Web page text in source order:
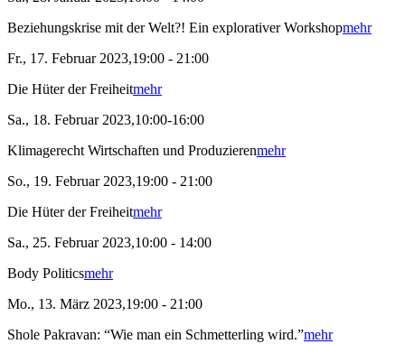
Beziehungskrise mit der Welt?! Ein explorativer Workshopmehr
Fr., 17. Februar 2023,19:00 - 21:00
Die Hüter der Freiheitmehr
Sa., 18. Februar 2023,10:00-16:00
Klimagerecht Wirtschaften und Produzierenmehr
So., 19. Februar 2023,19:00 - 21:00
Die Hüter der Freiheitmehr
Sa., 25. Februar 2023,10:00 - 14:00
Body Politicsmehr
Mo., 13. März 2023,19:00 - 21:00
Shole Pakravan: “Wie man ein Schmetterling wird.”mehr